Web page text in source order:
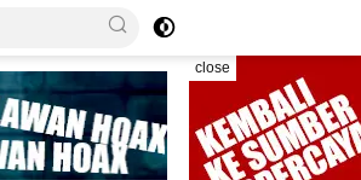
close